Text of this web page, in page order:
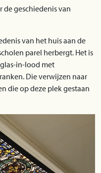
geschiedenis van
van het huis aan de
parel herbergt. Het is
in-lood met
Die verwijzen naar
die op deze plek gestaan